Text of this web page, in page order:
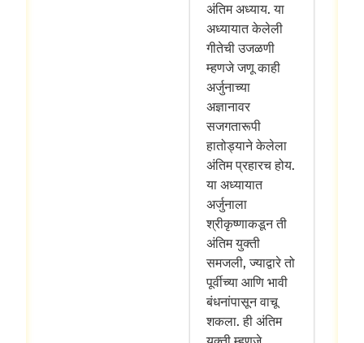
अंतिम अध्याय. या
अध्यायात केलेली
गीतेची उजळणी
म्हणजे जणू काही
अर्जुनाच्या
अज्ञानावर
सजगतारूपी
हातोड्याने केलेला
अंतिम प्रहारच होय.
या अध्यायात
अर्जुनाला
श्रीकृष्णाकडून ती
अंतिम युक्ती
समजली, ज्याद्वारे तो
पूर्वीच्या आणि भावी
बंधनांपासून वाचू
शकला. ही अंतिम